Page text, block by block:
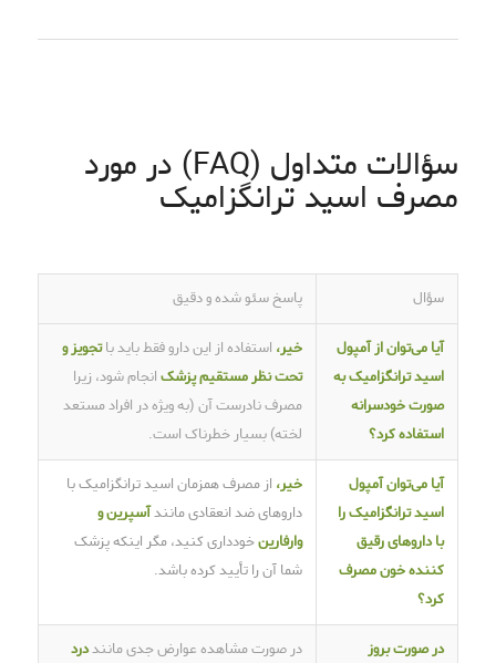
سؤالات متداول (FAQ) در مورد
مصرف اسید ترانگزامیک
سؤال پاسخ سئو شده و دقیق
آیا می‌توان از آمپول
اسید ترانگزامیک به
صورت خودسرانه
استفاده کرد؟
خیر، استفاده از این دارو فقط باید باتجویز و
تحت نظر مستقیم پزشکانجام شود، زیرا
مصرف نادرست آن (به ویژه در افراد مستعد
لخته) بسیار خطرناک است.
آیا می‌توان آمپول
اسید ترانگزامیک را
با داروهای رقیق
کننده خون مصرف
کرد؟
خیر، از مصرف همزمان اسید ترانگزامیک با
داروهای ضد انعقادی مانندآسپرین و
وارفارینخودداری کنید، مگر اینکه پزشک
شما آن را تأیید کرده باشد.
در صورت بروز
در صورت مشاهده عوارض جدی ماننددرد